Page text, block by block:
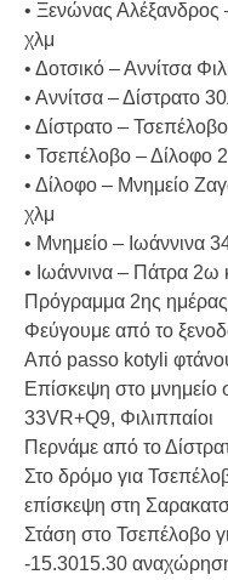
• Ξενώνας
χλμ
• Δοτσικό – Αννίτσα
• Αννίτσα – Δίστρατο
• Δίστρατο –
• Τσεπέλοβο – Δίλοφο
• Δίλοφο – Μνημείο
χλμ
• Μνημείο – Ιωάννινα
• Ιωάννινα – Πάτρα 2ω
Πρόγραμμα 2ης
Φεύγουμε από το
Από passo kotyli
Επίσκεψη στο μνημείο
33VR+Q9, Φιλιππαίοι
Περνάμε από το
Στο δρόμο για
επίσκεψη στη
Στάση στο Τσεπέλοβο
-15.3015.30